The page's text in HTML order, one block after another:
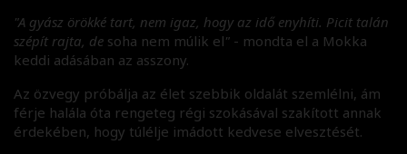
"A gyász örökké tart, nem igaz, hogy az idő enyhíti. Picit talán
szépít rajta, de soha nem múlik el" - mondta el a Mokka
keddi adásában az asszony.
Az özvegy próbálja az élet szebbik oldalát szemlélni, ám
férje halála óta rengeteg régi szokásával szakított annak
érdekében, hogy túlélje imádott kedvese elvesztését.